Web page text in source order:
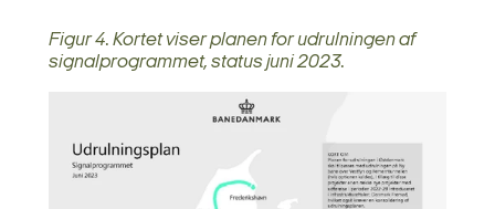
Figur 4. Kortet viser planen for udrulningen af
signalprogrammet, status juni 2023.